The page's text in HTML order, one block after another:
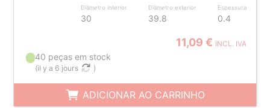
Diâmetro interior
30
Diâmetro exterior
39.8
Espessura
0.4
11,09 € INCL. IVA
40 peças em stock
(il y a 6 jours )
ADICIONAR AO CARRINHO